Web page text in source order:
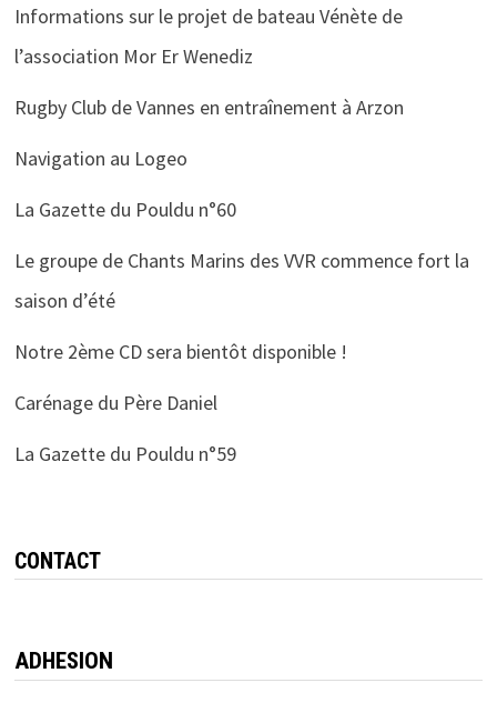
Informations sur le projet de bateau Vénète de
l’association Mor Er Wenediz
Rugby Club de Vannes en entraînement à Arzon
Navigation au Logeo
La Gazette du Pouldu n°60
Le groupe de Chants Marins des VVR commence fort la
saison d’été
Notre 2ème CD sera bientôt disponible !
Carénage du Père Daniel
La Gazette du Pouldu n°59
CONTACT
ADHESION